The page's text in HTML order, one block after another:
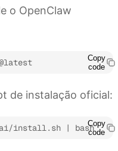
o OpenClaw
Copy
code
de instalação oficial:
install.sh | bashCopy
code